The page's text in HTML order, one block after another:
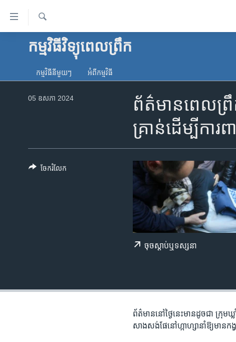
ទៅ​
គេហទំព័រ​
ទាក់ទង
និង​អាមេរិក
ទូរទស្សន៍ / វីដេអូ​
រក
កម្មវិធីវិទ្យុពេលព្រឹក
កម្មវិធី​នីមួយៗ អំពី​កម្មវិធី​
ព័ត៌មាន​ពេល​ព្រឹ
គ្រាន់​ដើម្បី​ការ
05 ឧសភា 2024
ចុច​​ស្តាប់​ឬ​ទស្សនា
ចែករំលែក
ព័ត៌មាន​នៅ​ថ្ងៃនេះ​មាន​ដូចជា ក្រុម​ឃ្
សាងសង់​ផែ​នៅ​ហ្កាហ្សា​នាំ​ឱ្យ​មាន​កង្